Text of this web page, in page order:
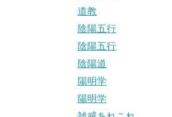
道教
陰陽五行
陰陽五行
陰陽道
陽明学
陽明学